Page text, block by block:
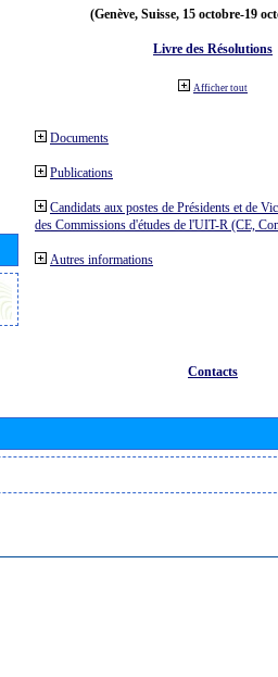
(Genève, Suisse, 15 octobre-19
Livre des Résolutions
Afficher tout
Documents
Publications
Candidats aux postes de Présidents et de
des Commissions d'études de l'UIT-R (CE,
Autres informations
Contacts